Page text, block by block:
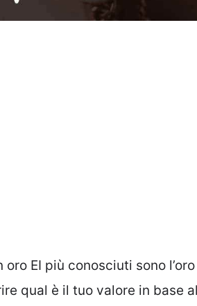
EI più conosciuti sono l’oro
qual è il tuo valore in base